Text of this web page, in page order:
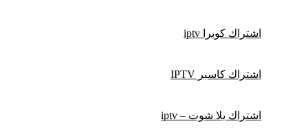
اشتراك كوبرا iptv
اشتراك كاسبر IPTV
اشتراك يلا شوت – iptv